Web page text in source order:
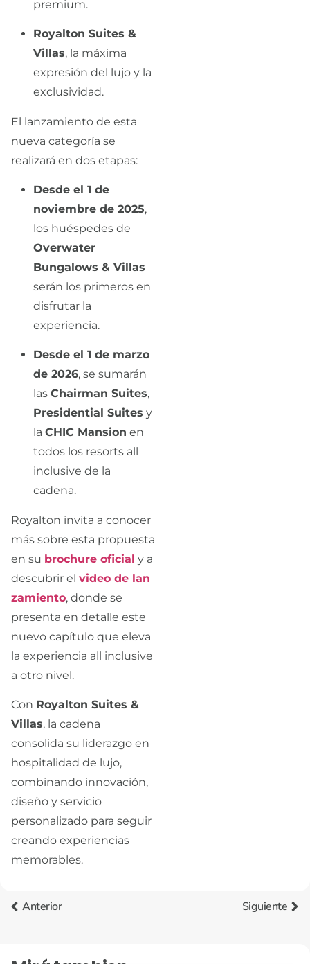
premium.
Royalton Suites &
Villas, la máxima
expresión del lujo y la
exclusividad.
El lanzamiento de esta
nueva categoría se
realizará en dos etapas:
Desde el 1 de
noviembre de 2025,
los huéspedes de
Overwater
Bungalows & Villas
serán los primeros en
disfrutar la
experiencia.
Desde el 1 de marzo
de 2026, se sumarán
las Chairman Suites,
Presidential Suites y
la CHIC Mansion en
todos los resorts all
inclusive de la
cadena.
Royalton invita a conocer
más sobre esta propuesta
en su brochure oficial y a
descubrir el video de lan
zamiento, donde se
presenta en detalle este
nuevo capítulo que eleva
la experiencia all inclusive
a otro nivel.
Con Royalton Suites &
Villas, la cadena
consolida su liderazgo en
hospitalidad de lujo,
combinando innovación,
diseño y servicio
personalizado para seguir
creando experiencias
memorables.
Anterior Siguiente